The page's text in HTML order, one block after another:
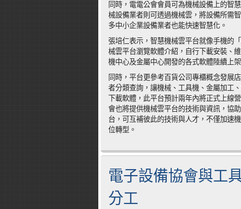
同時，電電公會會員可為機械設備上的智
械設備業者則可透過機械雲，將設備所需
多中小企業設備業者也能快速智慧化。
張培仁表示，智慧機械雲平台就像手機的
械雲平台瀏覽軟體介紹，自行下載安裝、
機中心及金屬中心開發的各式軟體陸續上架
同時，平台更參考百貨公司專櫃概念發展
者分類查詢，讓機械、工具機、金屬加工
下載軟體，此平台預計兩年內將正式上線
會也將提供機械雲平台的技術與資訊，協
台，可互補彼此的技術與人才，不僅加速
位轉型。
電子設備協會與工
分工